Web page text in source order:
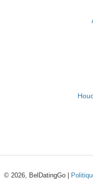
© 2026, BelDatingGo |